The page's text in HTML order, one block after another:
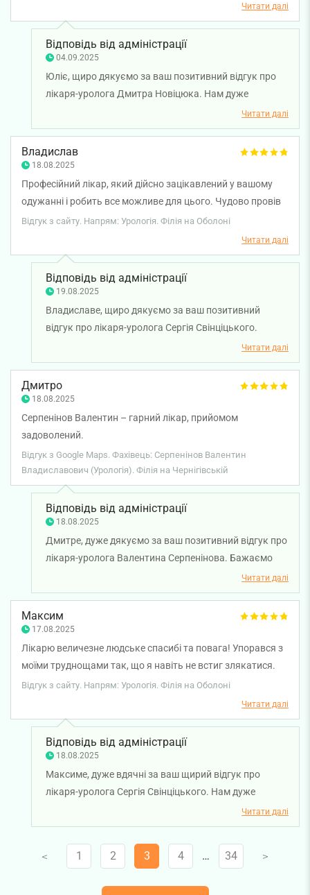
Читати далі
Відповідь від адміністрації
04.09.2025
Юліє, щиро дякуємо за ваш позитивний відгук про
лікаря-уролога Дмитра Новіцюка. Нам дуже
приємно, що ви високо оцінили роботу лікаря,
команди та сервіс клініки. Ми пишаємося
можливістю надавати медичну допомогу на
високому рівні та завжди раді бути поруч, коли це
потрібно. Бажаємо Вам міцного здоров’я!
Читати далі
Владислав
18.08.2025
Професійний лікар, який дійсно зацікавлений у вашому
одужанні і робить все можливе для цього. Чудово провів
складну операцію, за що йому дуже вдячний!
Відгук з сайту. Напрям: Урологія. Філія на Оболоні
Читати далі
Відповідь від адміністрації
19.08.2025
Владиславе, щиро дякуємо за ваш позитивний
відгук про лікаря-уролога Сергія Свінціцького.
Читати далі
Дмитро
18.08.2025
Серпенінов Валентин – гарний лікар, прийомом
задоволений.
Відгук з Google Maps. Фахівець: Серпенінов Валентин
Владиславович (Урологія). Філія на Чернігівській
Відповідь від адміністрації
18.08.2025
Дмитре, дуже дякуємо за ваш позитивний відгук про
лікаря-уролога Валентина Серпенінова. Бажаємо
Читати далі
Максим
17.08.2025
Лікарю величезне людське спасибі та повага! Упорався з
моїми труднощами так, що я навіть не встиг злякатися.
Параноя і страхи перед людьми в білих халатах пішли з
перших пару секунд, як увійшов до кабінету. Працює
чітко, впевнено і з легкою усмішкою. Завдяки
хочеться повертатися ще й ще, але вже без хвороб.
Рекомендую від щирого серця!
Відгук з сайту. Напрям: Урологія. Філія на Оболоні
Читати далі
Відповідь від адміністрації
18.08.2025
Максиме, дуже вдячні за ваш щирий відгук про
лікаря-уролога Сергія Свінціцького. Нам дуже
приємно чути, що лікар зміг розвіяти ваші страхи та
створити атмосферу довіри й спокою вже з перших
хвилин прийому. Бажаємо вам міцного здоров'я!
Читати далі
V 1 2 3 4 … 34 V